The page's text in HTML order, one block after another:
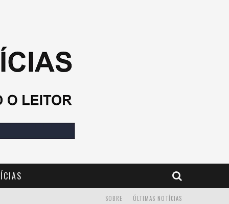
ÚLTIMAS NOTÍCIAS
SOBRE